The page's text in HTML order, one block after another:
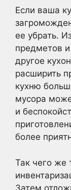
Если ваша
ее убрать.
предметов
другое
расширить
кухню
мусора
и
более
Так чего же
Затем